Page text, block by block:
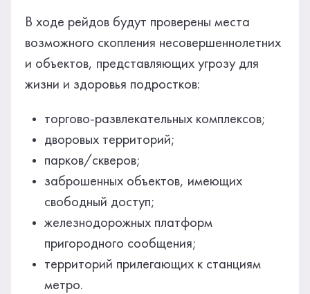
В ходе рейдов будут проверены места
возможного скопления несовершеннолетних
и объектов, представляющих угрозу для
жизни и здоровья подростков:
торгово-развлекательных комплексов;
дворовых территорий;
парков/скверов;
заброшенных объектов, имеющих
свободный доступ;
железнодорожных платформ
пригородного сообщения;
территорий прилегающих к станциям
метро.